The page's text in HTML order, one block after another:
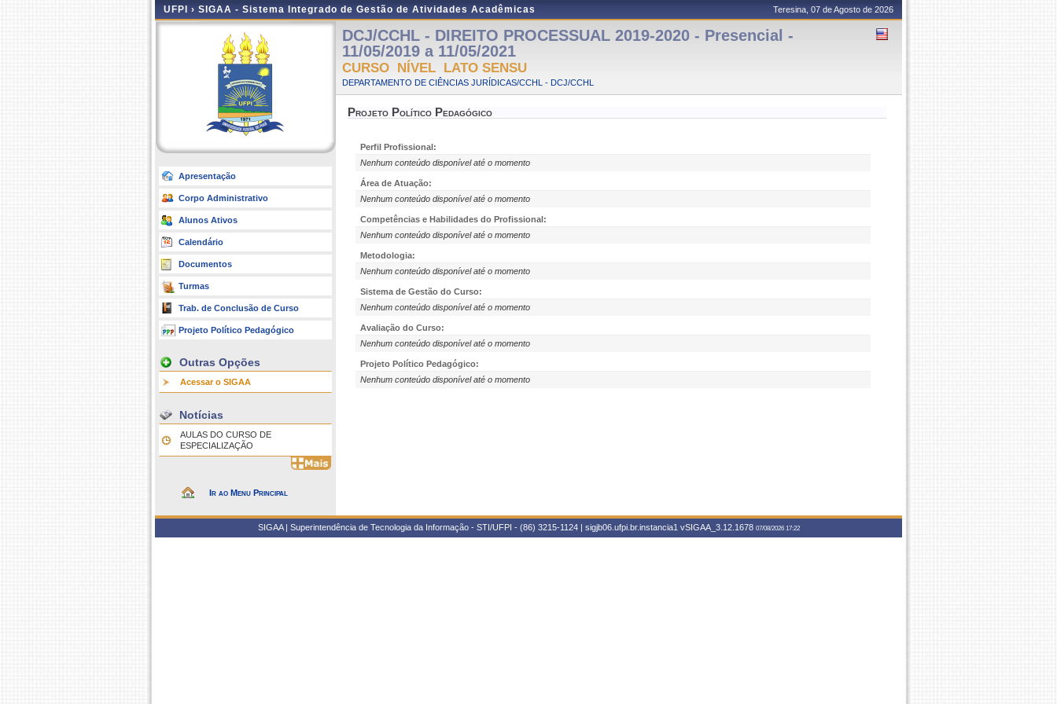
UFPI › SIGAA - Sistema Integrado de Gestão de Atividades Acadêmicas Teresina, 07 de Agosto de 2026
Apresentação
Corpo Administrativo
Alunos Ativos
Calendário
Documentos
Turmas
Trab. de Conclusão de Curso
Projeto Político Pedagógico
Outras Opções
Acessar o SIGAA
Notícias
AULAS DO CURSO DE
ESPECIALIZAÇÃO
Ir ao Menu Principal
DCJ/CCHL - DIREITO PROCESSUAL 2019-2020 - Presencial -
11/05/2019 a 11/05/2021
CURSO NÍVEL LATO SENSU
DEPARTAMENTO DE CIÊNCIAS JURÍDICAS/CCHL - DCJ/CCHL
Projeto Político Pedagógico
Perfil Profissional:
Nenhum conteúdo disponível até o momento
Área de Atuação:
Nenhum conteúdo disponível até o momento
Competências e Habilidades do Profissional:
Nenhum conteúdo disponível até o momento
Metodologia:
Nenhum conteúdo disponível até o momento
Sistema de Gestão do Curso:
Nenhum conteúdo disponível até o momento
Avaliação do Curso:
Nenhum conteúdo disponível até o momento
Projeto Político Pedagógico:
Nenhum conteúdo disponível até o momento
SIGAA | Superintendência de Tecnologia da Informação - STI/UFPI - (86) 3215-1124 | sigjb06.ufpi.br.instancia1 vSIGAA_3.12.1678 07/08/2026 17:22